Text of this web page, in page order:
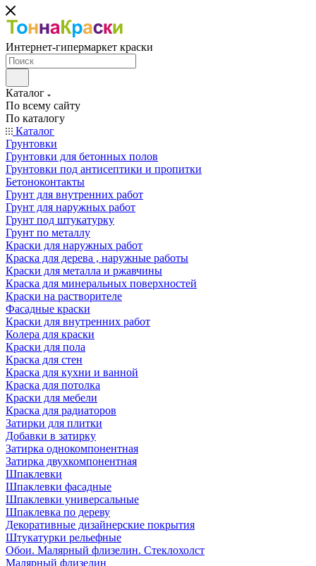
Интернет-гипермаркет краски
Каталог
По всему сайту
По каталогу
Каталог
Грунтовки
Грунтовки для бетонных полов
Грунтовки под антисептики и пропитки
Бетоноконтакты
Грунт для внутренних работ
Грунт для наружных работ
Грунт под штукатурку
Грунт по металлу
Краски для наружных работ
Краска для дерева , наружные работы
Краски для металла и ржавчины
Краска для минеральных поверхностей
Краски на растворителе
Фасадные краски
Краски для внутренних работ
Колера для краски
Краски для пола
Краска для стен
Краска для кухни и ванной
Краска для потолка
Краски для мебели
Краска для радиаторов
Затирки для плитки
Добавки в затирку
Затирка однокомпонентная
Затирка двухкомпонентная
Шпаклевки
Шпаклевки фасадные
Шпаклевки универсальные
Шпаклевка по дереву
Декоративные дизайнерские покрытия
Штукатурки рельефные
Обои. Малярный флизелин. Стеклохолст
Малярный флизелин